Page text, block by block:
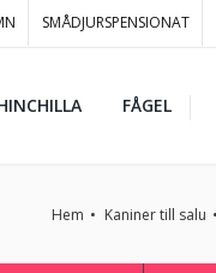
SMÅDJURSPENSIONAT
FÅGEL
Hem Kaniner till salu